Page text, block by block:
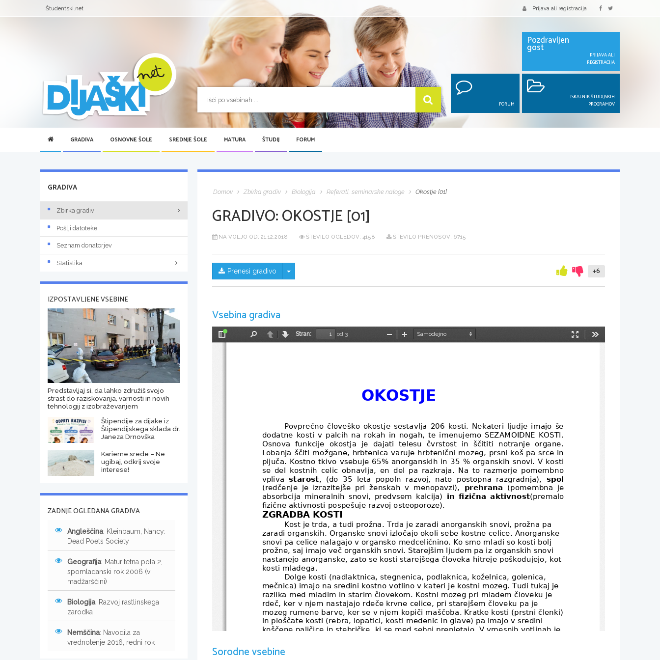
Študentski.net Prijava ali registracija
Pozdravljen
gost
PRIJAVA ALI
REGISTRACIJA
FORUM
ISKALNIK ŠTUDIJSKIH
PROGRAMOV
GRADIVA OSNOVNE ŠOLE SREDNJE ŠOLE MATURA ŠTUDIJ FORUM
Domov Zbirka gradiv Biologija Referati, seminarske naloge Okostje [01]
GRADIVO:OKOSTJE [01]
NA VOLJO OD: 21.12.2018 ŠTEVILO OGLEDOV: 4158 ŠTEVILO PRENOSOV: 6715
Prenesi gradivo Skrij/prikaži meni +6
Vsebina gradiva
Preklopi
NazajNaprej
Stran:
od 3
Način
PomanjšajPovečaj
OKOSTJE
Povprečno človeško okostje sestavlja 206 kosti. Nekateri ljudje imajo še
dodatne kosti v palcih na rokah in nogah, te imenujemo SEZAMOIDNE KOSTI.
Osnova funkcije okostja je dajati telesu čvrstost in ščititi notranje organe.
Lobanja ščiti možgane, hrbtenica varuje hrbtenični mozeg, prsni koš pa srce in
pljuča. Kostno tkivo vsebuje 65% anorganskih in 35 % organskih snovi. V kosti
se del kostnih celic obnavlja, en del pa razkraja. Na to razmerje pomembno
vpliva starost , (do 35 leta popoln razvoj, nato postopna razgradnja), spol
(redčenje je izrazitejše pri ženskah v menopavzi),
prehrana
  (pomembna je
absorbcija mineralnih snovi, predvsem kalcija)
in fizična aktivnost(premalo
fizične aktivnosti pospešuje razvoj osteoporoze).
ZGRADBA KOSTI
Kost je trda, a tudi prožna. Trda je zaradi anorganskih snovi, prožna pa
zaradi organskih. Organske snovi izločajo okoli sebe kostne celice. Anorganske
snovi pa celice nalagajo v organsko medceličnino. Ko smo mladi so kosti bolj
prožne, saj imajo več organskih snovi. Starejšim ljudem pa iz organskih snovi
nastanejo anorganske, zato se kosti starejšega človeka hitreje poškodujejo, kot
kosti mladega.
Dolge kosti (nadlaktnica, stegnenica, podlaknica, koželnica, golenica,
mečnica) imajo na sredini kostno votlino v kateri je kostni mozeg. Tudi tukaj je
razlika med mladim in starim človekom. Kostni mozeg pri mladem človeku je
rdeč, ker v njem nastajajo rdeče krvne celice, pri starejšem človeku pa je
mozeg rumene barve, ker se v njem kopiči maščoba. Kratke kosti (prstni členki)
in ploščate kosti (rebra, lopatici, kosti medenic in glave) pa imajo v sredini
koščene paličice in stebričke, ki se med seboj prepletajo. V vmesnih votlinah je
celice, zato tukaj ni razlike med mladim in starim človekom. Tako sta zgrajena
tudi konca dolge kosti. Zaradi takšne zgradbe so kosti lažje, a nič manj trdne.
Sorodne vsebine
GRADIVA
Zbirka gradiv
Pošlji datoteke
Seznam donatorjev
Statistika
IZPOSTAVLJENE VSEBINE
Predstavljaj si, da lahko združiš svojo
strast do raziskovanja, varnosti in novih
tehnologij z izobraževanjem
Štipendije za dijake iz
Štipendijskega sklada dr.
Janeza Drnovška
Karierne srede – Ne
ugibaj, odkrij svoje
interese!
ZADNJE OGLEDANA GRADIVA
Angleščina: Kleinbaum, Nancy:
Dead Poets Society
Geografija: Maturitetna pola 2,
spomladanski rok 2006 (v
madžarščini)
Biologija: Razvoj rastlinskega
zarodka
Nemščina: Navodila za
vrednotenje 2016, redni rok